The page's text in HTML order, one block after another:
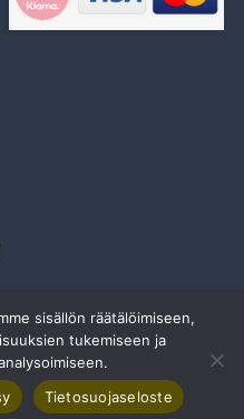
sisällön räätälöimiseen,
tukemiseen ja
Tietosuojaseloste